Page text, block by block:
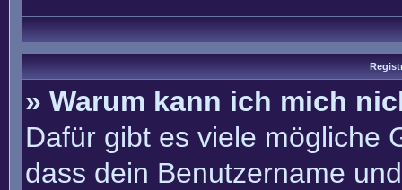
» Warum kann ich mich
Dafür gibt es viele mögliche
dass dein Benutzername